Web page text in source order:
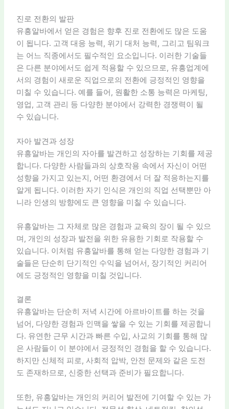
진로 전환의 발판
유흥알바에서 얻은 경험은 향후 진로 전환에도 많은 도움
이 됩니다. 고객 대응 능력, 위기 대처 능력, 그리고 팀워크
는 어느 직종에서도 필수적인 요소입니다. 이러한 기술들
은 다른 분야에서도 쉽게 적용할 수 있으므로, 유흥업계에
서의 경험이 새로운 직업으로의 전환에 긍정적인 영향을
미칠 수 있습니다. 예를 들어, 원활한 소통 능력은 마케팅,
영업, 고객 관리 등 다양한 분야에서 강력한 경쟁력이 될
수 있습니다.
자아 발견과 성장
유흥알바는 개인의 자아를 발견하고 성장하는 기회를 제공
합니다. 다양한 사람들과의 상호작용 속에서 자신이 어떤
성향을 가지고 있는지, 어떤 환경에서 더 잘 적응하는지를
알게 됩니다. 이러한 자기 인식은 개인의 직업 선택뿐만 아
니라 인생의 방향에도 큰 영향을 미칠 수 있습니다.
유흥알바는 그 자체로 많은 경험과 교육의 장이 될 수 있으
며, 개인의 성장과 발전을 위한 유용한 기회로 작용할 수
있습니다. 이처럼 유흥알바를 통해 얻는 다양한 경험과 기
술들은 단순히 단기적인 수익을 넘어서, 장기적인 커리어
에도 긍정적인 영향을 미칠 것입니다.
결론
유흥알바는 단순히 저녁 시간에 아르바이트를 하는 것을
넘어, 다양한 경험과 인맥을 쌓을 수 있는 기회를 제공합니
다. 유연한 근무 시간과 빠른 수입, 사교의 기회를 통해 많
은 사람들이 이 분야에서 긍정적인 경험을 할 수 있습니다.
하지만 신체적 피로, 사회적 압박, 안전 문제와 같은 도전
도 존재하므로, 신중한 선택과 준비가 필요합니다.
또한, 유흥알바는 개인의 커리어 발전에 기여할 수 있는 가